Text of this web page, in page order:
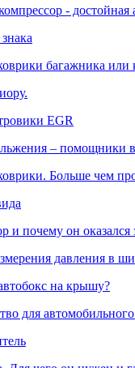
- достойная
багажника или
EGR
– помощники в
Больше чем
и почему он оказался
давления в
на крышу?
для